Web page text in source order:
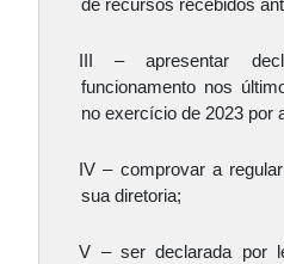
de recursos recebidos
III – apresentar
funcionamento nos
no exercício de 2023 por
IV – comprovar a
sua diretoria;
V – ser declarada por